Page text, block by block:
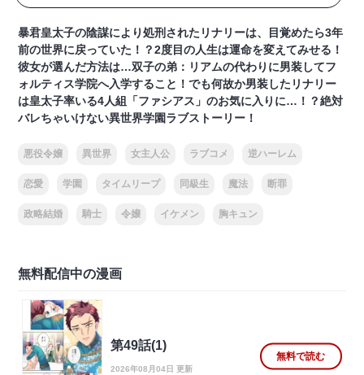
暴君皇太子の陰謀により処刑されたリナリーは、目覚めたら3年
前の世界に戻っていた！？2度目の人生は運命を変えてみせる！
彼女が選んだ方法は…双子の弟：リアムの代わりに男装してフ
ォルティス学院へ入学すること！でも何故か男装したリナリー
は皇太子率いる4人組「ファシアス」のお気に入りに…！？絶対
バレちゃいけない異世界学園ラブストーリー！
悪役令嬢 異世界 女主人公 ラブコメ 逆ハーレム
恋愛 学園 タイムリープ 同級生 魔法 断罪
政略結婚 騎士 令嬢 イケメン 胸キュン
無料配信中の漫画
第49話(1)
2026年08月04日 更新
無料で読む